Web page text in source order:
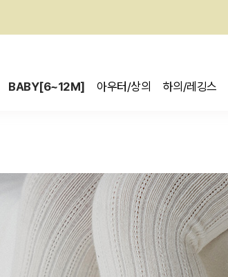
BABY[6~12M] 아우터/상의 하의/레깅스